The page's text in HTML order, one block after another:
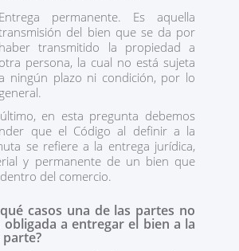
Entrega permanente. Es aquella
del bien que se da por
haber transmitido la propiedad a
otra persona, la cual no está sujeta
ningún plazo ni condición, por lo
general.
en esta pregunta debemos
que el Código al definir a la
se refiere a la entrega jurídica,
y permanente de un bien que
del comercio.
casos una de las partes no
obligada a entregar el bien a la